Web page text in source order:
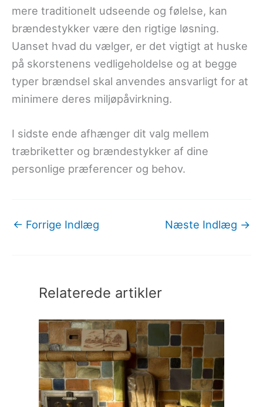
mere traditionelt udseende og følelse, kan
brændestykker være den rigtige løsning.
Uanset hvad du vælger, er det vigtigt at huske
på skorstenens vedligeholdelse og at begge
typer brændsel skal anvendes ansvarligt for at
minimere deres miljøpåvirkning.
I sidste ende afhænger dit valg mellem
træbriketter og brændestykker af dine
personlige præferencer og behov.
← Forrige Indlæg Næste Indlæg →
Relaterede artikler